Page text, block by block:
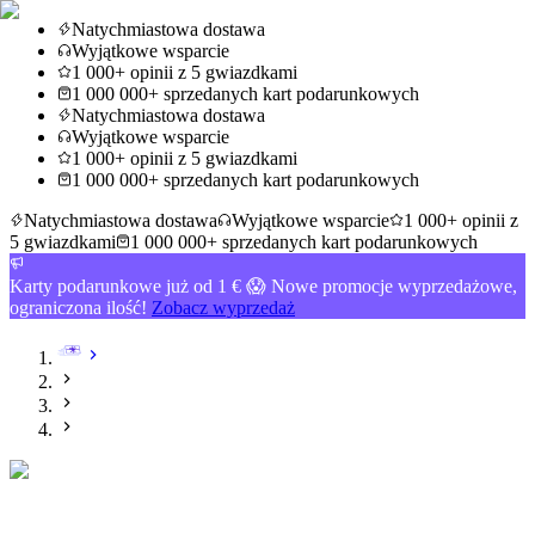
Natychmiastowa dostawa
Wyjątkowe wsparcie
1 000+ opinii z 5 gwiazdkami
1 000 000+ sprzedanych kart podarunkowych
Natychmiastowa dostawa
Wyjątkowe wsparcie
1 000+ opinii z 5 gwiazdkami
1 000 000+ sprzedanych kart podarunkowych
Natychmiastowa dostawa
Wyjątkowe wsparcie
1 000+ opinii z
5 gwiazdkami
1 000 000+ sprzedanych kart podarunkowych
Karty podarunkowe już od 1 € 😱 Nowe promocje wyprzedażowe,
ograniczona ilość! Zobacz wyprzedaż